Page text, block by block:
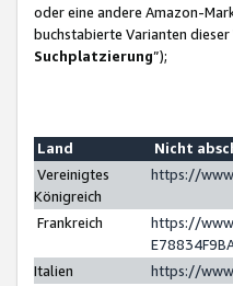
oder eine andere Amazon-
buchstabierte Varianten dieser
Suchplatzierung”);
Land
Nicht
Vereinigtes
Königreich
https://
Frankreich
https://
Italien
https://